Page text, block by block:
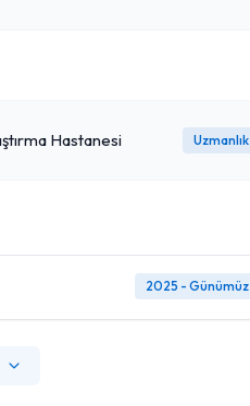
Hastanesi Uzmanlık
2025 - Günümüz